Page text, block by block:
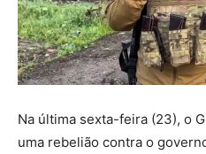
Na última sexta-feira (23), o
uma rebelião contra o